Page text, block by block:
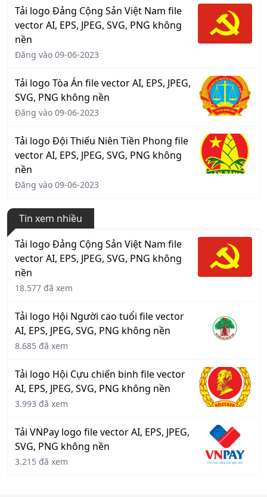
Tải logo Đảng Cộng Sản Việt Nam file
vector AI, EPS, JPEG, SVG, PNG không
nền
Đăng vào 09-06-2023
Tải logo Tòa Án file vector AI, EPS, JPEG,
SVG, PNG không nền
Đăng vào 09-06-2023
Tải logo Đội Thiếu Niên Tiền Phong file
vector AI, EPS, JPEG, SVG, PNG không
nền
Đăng vào 09-06-2023
Tin xem nhiều
Tải logo Đảng Cộng Sản Việt Nam file
vector AI, EPS, JPEG, SVG, PNG không
nền
18.577 đã xem
Tải logo Hội Người cao tuổi file vector
AI, EPS, JPEG, SVG, PNG không nền
8.685 đã xem
Tải logo Hội Cựu chiến binh file vector
AI, EPS, JPEG, SVG, PNG không nền
3.993 đã xem
Tải VNPay logo file vector AI, EPS, JPEG,
SVG, PNG không nền
3.215 đã xem